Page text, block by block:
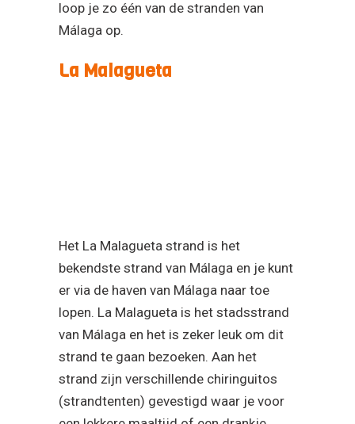
van Málaga en het is zeker leuk om dit
strand te gaan bezoeken. Aan het
strand zijn verschillende chiringuitos
(strandtenten) gevestigd waar je voor
een lekkere maaltijd of een drankje
terecht kunt. Málaga is dus buiten een
ideale bestemming voor een stedentrip
ook heerlijk om voor een langere
strandvakantie naar toe te gaan. En